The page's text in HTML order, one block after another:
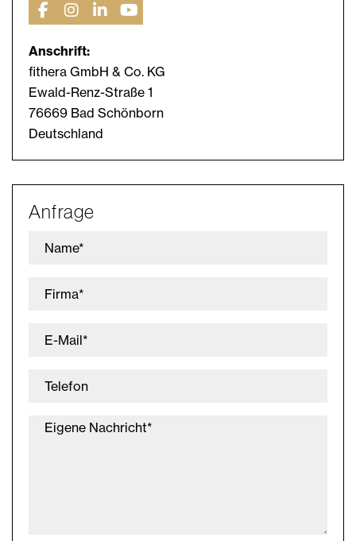
Anschrift:
fithera GmbH & Co. KG
Ewald-Renz-Straße 1
76669 Bad Schönborn
Deutschland
Anfrage
Name*
Firma*
E-Mail*
Telefon
Eigene Nachricht*